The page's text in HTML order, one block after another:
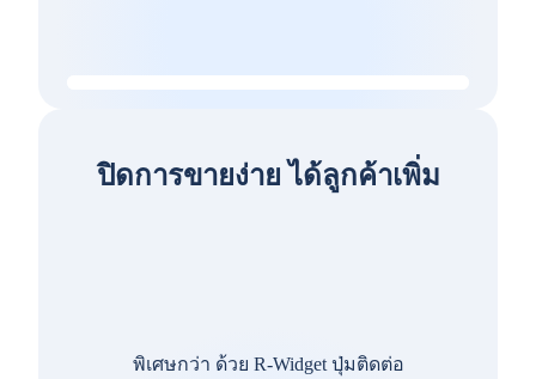
ปิดการขายง่าย ได้ลูกค้าเพิ่ม
พิเศษกว่า ด้วย R-Widget ปุ่มติดต่อ